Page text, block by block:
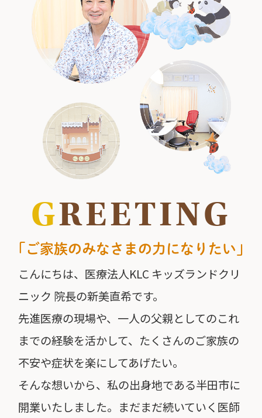
GREETING
「ご家族のみなさまの力になりたい」
こんにちは、医療法人KLC キッズランドクリ
ニック 院長の新美直希です。
先進医療の現場や、一人の父親としてのこれ
までの経験を活かして、たくさんのご家族の
不安や症状を楽にしてあげたい。
そんな想いから、私の出身地である半田市に
開業いたしました。まだまだ続いていく医師